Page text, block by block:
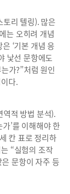
리 텔링). 많은
는 오히려 개념
‘기본 개념 응
낯선 문항에도
가?”처럼 원인
다.
적 방법 분석).
’를 이해해야 한
칸 표로 정리하
“실험의 조작
문항이 자주 등